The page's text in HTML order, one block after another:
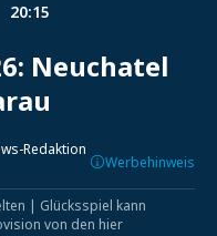
20:15
Neuchatel
Redaktion
Werbehinweis
| Glücksspiel kann
von den hier